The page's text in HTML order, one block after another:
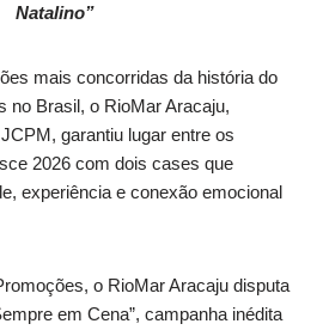
Natalino”
mais concorridas da história do
no Brasil, o RioMar Aracaju,
garantiu lugar entre os
2026 com dois cases que
experiência e conexão emocional
o RioMar Aracaju disputa
em Cena”, campanha inédita